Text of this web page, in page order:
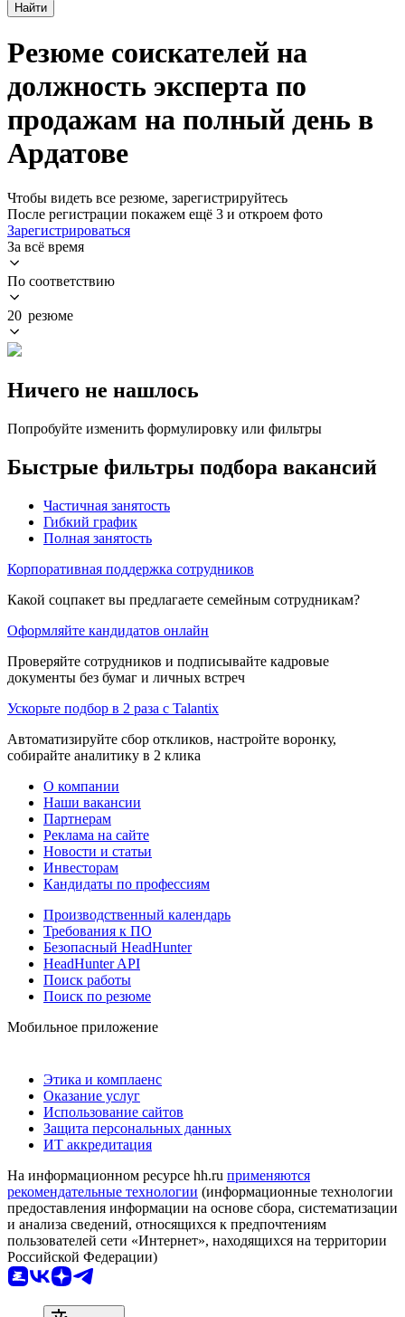
Найти
Резюме соискателей на
должность эксперта по
продажам на полный день в
Ардатове
Чтобы видеть все резюме, зарегистрируйтесь
После регистрации покажем ещё 3 и откроем фото
Зарегистрироваться
За всё время
По соответствию
20 резюме
Ничего не нашлось
Попробуйте изменить формулировку или фильтры
Быстрые фильтры подбора вакансий
Частичная занятость
Гибкий график
Полная занятость
Корпоративная поддержка сотрудников
Какой соцпакет вы предлагаете семейным сотрудникам?
Оформляйте кандидатов онлайн
Проверяйте сотрудников и подписывайте кадровые
документы без бумаг и личных встреч
Ускорьте подбор в 2 раза с Talantix
Автоматизируйте сбор откликов, настройте воронку,
собирайте аналитику в 2 клика
О компании
Наши вакансии
Партнерам
Реклама на сайте
Новости и статьи
Инвесторам
Кандидаты по профессиям
Производственный календарь
Требования к ПО
Безопасный HeadHunter
HeadHunter API
Поиск работы
Поиск по резюме
Мобильное приложение
Этика и комплаенс
Оказание услуг
Использование сайтов
Защита персональных данных
ИТ аккредитация
На информационном ресурсе hh.ru применяются
рекомендательные технологии (информационные технологии
предоставления информации на основе сбора, систематизации
и анализа сведений, относящихся к предпочтениям
пользователей сети «Интернет», находящихся на территории
Российской Федерации)